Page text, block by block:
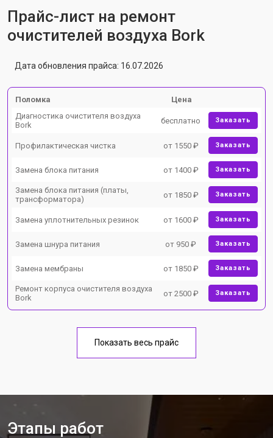
Прайс-лист на ремонт
очистителей воздуха Bork
Дата обновления прайса: 16.07.2026
Поломка
Цена
Диагностика очистителя воздуха
Bork
бесплатно Заказать
Профилактическая чистка от 1550 ₽ Заказать
Замена блока питания от 1400 ₽ Заказать
Замена блока питания (платы,
трансформатора)
от 1850 ₽ Заказать
Замена уплотнительных резинок от 1600 ₽ Заказать
Замена шнура питания от 950 ₽ Заказать
Замена мембраны от 1850 ₽ Заказать
Ремонт корпуса очистителя воздуха
Bork
от 2500 ₽ Заказать
Показать весь прайс
Этапы работ